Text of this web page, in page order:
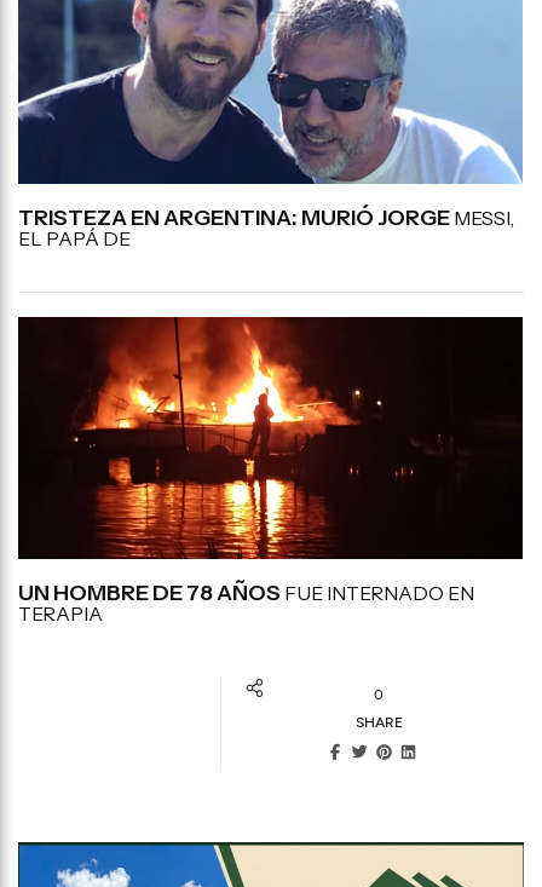
TRISTEZA EN ARGENTINA: MURIÓ JORGE MESSI,
EL PAPÁ DE
UN HOMBRE DE 78 AÑOS FUE INTERNADO EN
TERAPIA
0
SHARE